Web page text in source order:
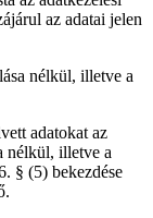
az adatai jelen
nélkül, illetve a
adatokat az
nélkül, illetve a
§ (5) bekezdése